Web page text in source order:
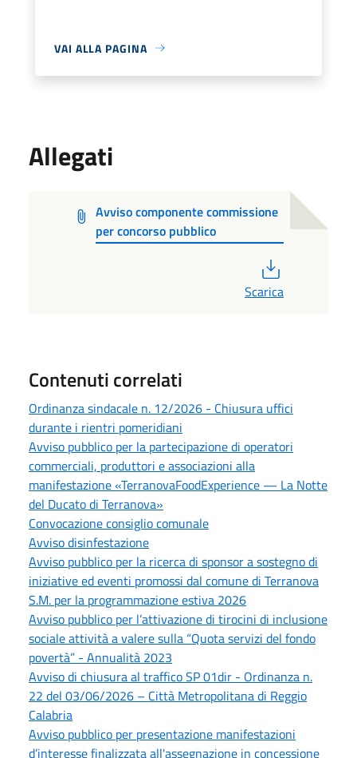
VAI ALLA PAGINA
Allegati
Avviso componente commissione
per concorso pubblico
Scarica
Contenuti correlati
Ordinanza sindacale n. 12/2026 - Chiusura uffici
durante i rientri pomeridiani
Avviso pubblico per la partecipazione di operatori
commerciali, produttori e associazioni alla
manifestazione «TerranovaFoodExperience — La Notte
del Ducato di Terranova»
Convocazione consiglio comunale
Avviso disinfestazione
Avviso pubblico per la ricerca di sponsor a sostegno di
iniziative ed eventi promossi dal comune di Terranova
S.M. per la programmazione estiva 2026
Avviso pubblico per l’attivazione di tirocini di inclusione
sociale attività a valere sulla “Quota servizi del fondo
povertà” - Annualità 2023
Avviso di chiusura al traffico SP 01dir - Ordinanza n.
22 del 03/06/2026 – Città Metropolitana di Reggio
Calabria
Avviso pubblico per presentazione manifestazioni
d’interesse finalizzata all'assegnazione in concessione